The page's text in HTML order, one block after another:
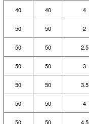
40 40 4
50 50 2
50 50 2.5
50 50 3
50 50 3.5
50 50 4
50 50 4.5